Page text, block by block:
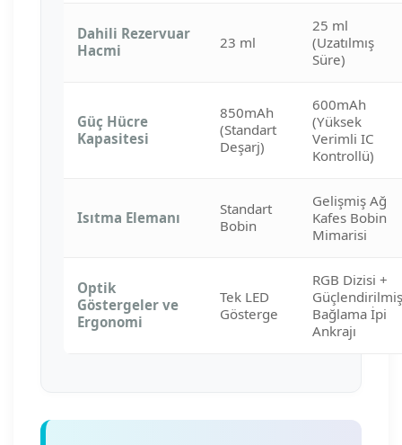
Dahili Rezervuar
Hacmi
23 ml
25 ml
(Uzatılmış
Süre)
Güç Hücre
Kapasitesi
850mAh
(Standart
Deşarj)
600mAh
(Yüksek
Verimli IC
Kontrollü)
Isıtma Elemanı
Standart
Bobin
Gelişmiş Ağ
Kafes Bobin
Mimarisi
Optik
Göstergeler ve
Ergonomi
Tek LED
Gösterge
RGB Dizisi +
Güçlendirilmiş
Bağlama İpi
Ankrajı